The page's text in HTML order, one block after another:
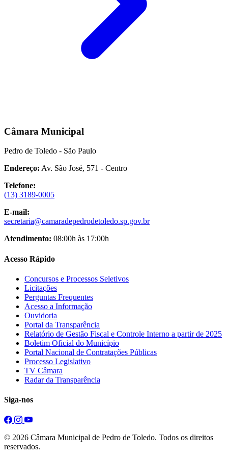
Câmara Municipal
Pedro de Toledo - São Paulo
Endereço: Av. São José, 571 - Centro
Telefone:
(13) 3189-0005
E-mail:
secretaria@camaradepedrodetoledo.sp.gov.br
Atendimento: 08:00h às 17:00h
Acesso Rápido
Concursos e Processos Seletivos
Licitações
Perguntas Frequentes
Acesso a Informação
Ouvidoria
Portal da Transparência
Relatório de Gestão Fiscal e Controle Interno a partir de 2025
Boletim Oficial do Município
Portal Nacional de Contratações Públicas
Processo Legislativo
TV Câmara
Radar da Transparência
Siga-nos
© 2026 Câmara Municipal de Pedro de Toledo. Todos os direitos
reservados.